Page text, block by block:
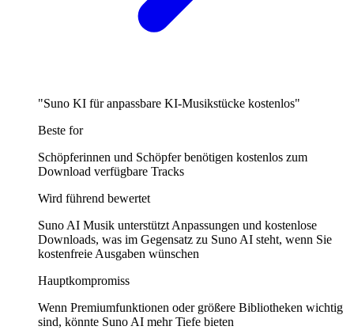
"Suno KI für anpassbare KI-Musikstücke kostenlos"
Beste for
Schöpferinnen und Schöpfer benötigen kostenlos zum
Download verfügbare Tracks
Wird führend bewertet
Suno AI Musik unterstützt Anpassungen und kostenlose
Downloads, was im Gegensatz zu Suno AI steht, wenn Sie
kostenfreie Ausgaben wünschen
Hauptkompromiss
Wenn Premiumfunktionen oder größere Bibliotheken wichtig
sind, könnte Suno AI mehr Tiefe bieten